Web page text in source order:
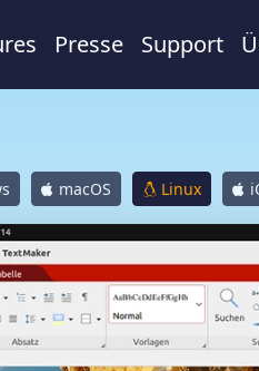
Presse Support
macOS Linux